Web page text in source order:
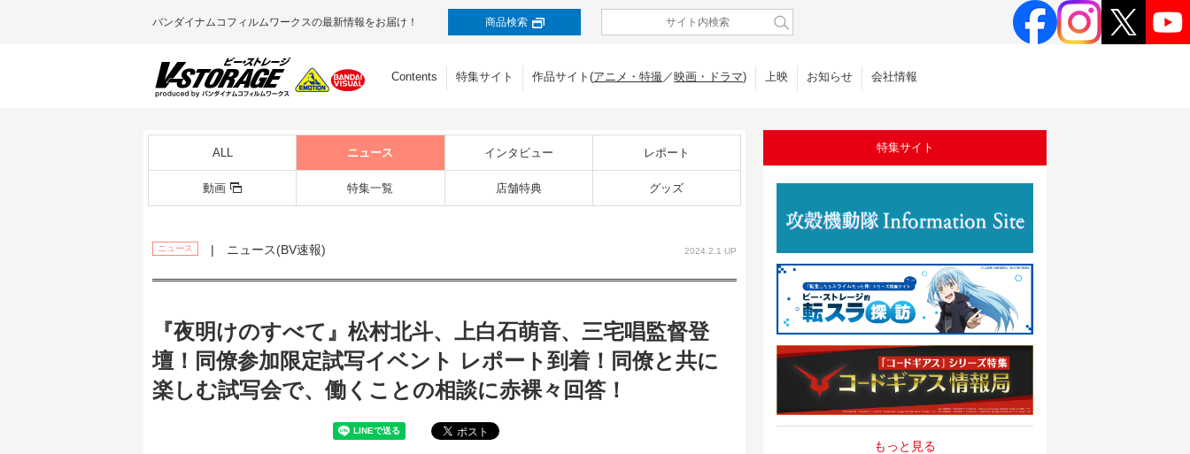
バンダイナムコフィルムワークスの最新情報をお届け！ 商品検索
Contents 特集サイト 作品サイト(アニメ・特撮／映画・ドラマ) 上映 お知らせ 会社情報
ALL ニュース インタビュー レポート
動画 特集一覧 店舗特典 グッズ
ニュース | ニュース(BV速報) 2024.2.1 UP
『夜明けのすべて』松村北斗、上白石萌音、三宅唱監督登
壇！同僚参加限定試写イベント レポート到着！同僚と共に
楽しむ試写会で、働くことの相談に赤裸々回答！
特集サイト
もっと見る